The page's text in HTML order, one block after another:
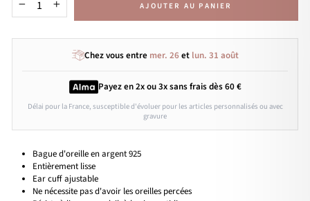
+ AJOUTER AU PANIER
Chez vous entre mer. 26et lun. 31 août
Payez en 2x ou 3xsans fraisdès 60 €
Délai pour la France, susceptible d'évoluer pour les articles personnalisés ou avec
gravure
Bague d'oreille en argent 925
Entièrement lisse
Ear cuff ajustable
Ne nécessite pas d'avoir les oreilles percées